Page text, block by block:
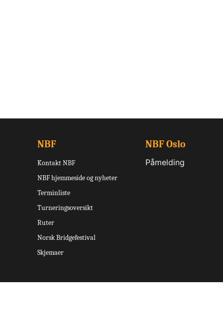
NBF
Kontakt NBF
NBF hjemmeside og nyheter
Terminliste
Turneringsoversikt
Ruter
Norsk Bridgefestival
Skjemaer
NBF Oslo
Påmelding